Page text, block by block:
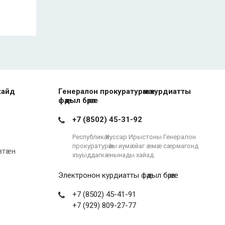
Генералон прокуратурӕмӕ курдиатты
фӕдыл бӕрӕг
+7 (8502) 45-31-92
Республикӕ Хуссар Ирыстоны Генералон
прокуратурӕйы иумæйаг æмæ сæрмагонд
хъуыддагкæнынады хайад
Электронон курдиатты фӕдыл бӕрӕг
+7 (8502) 45-41-91
+7 (929) 809-27-77